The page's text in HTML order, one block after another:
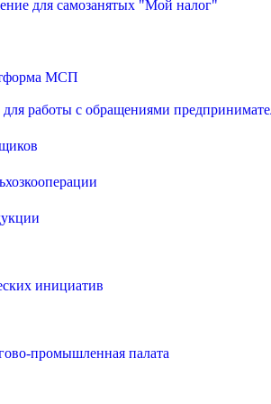
для самозанятых "Мой налог"
МСП
работы с обращениями
инициатив
промышленная палата